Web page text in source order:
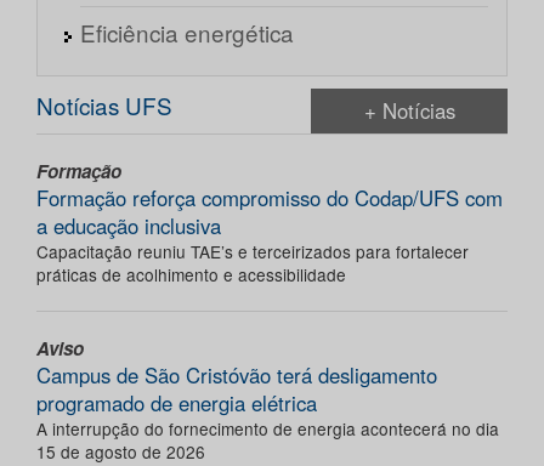
Eficiência energética
Notícias UFS + Notícias
Formação
Formação reforça compromisso do Codap/UFS com
a educação inclusiva
Capacitação reuniu TAE’s e terceirizados para fortalecer
práticas de acolhimento e acessibilidade
Aviso
Campus de São Cristóvão terá desligamento
programado de energia elétrica
A interrupção do fornecimento de energia acontecerá no dia
15 de agosto de 2026